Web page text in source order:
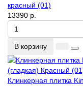
красный (01)
13390 р.
В корзину
Клинкерная плитка